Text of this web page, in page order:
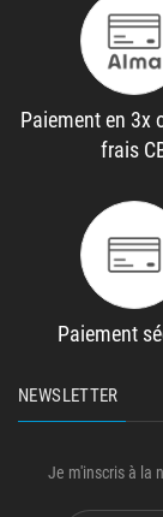
Paiement en 3x
frais
Paiement
NEWSLETTER
Je m'inscris à la